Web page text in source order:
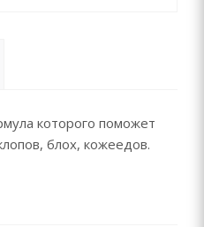
которого поможет
блох, кожеедов.